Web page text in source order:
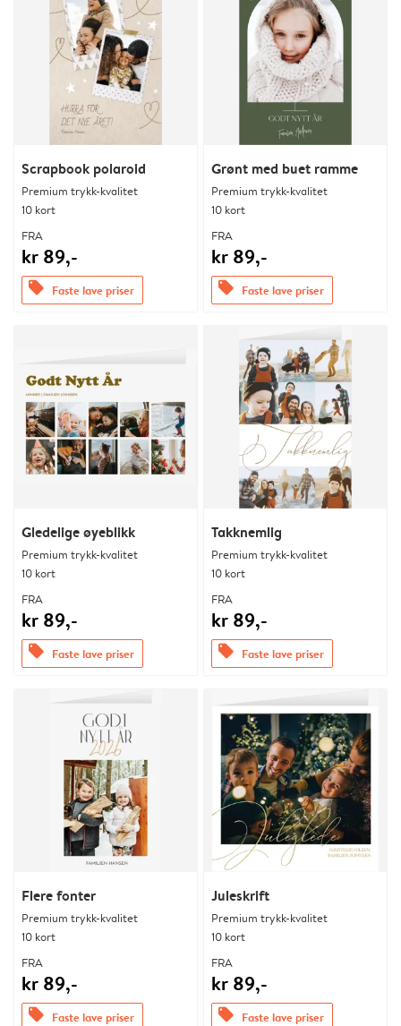
Scrapbook polaroid
Premium trykk-kvalitet
10 kort
FRA
kr 89,-
offers Faste lave priser
Grønt med buet ramme
Premium trykk-kvalitet
10 kort
FRA
kr 89,-
offers Faste lave priser
Gledelige øyeblikk
Premium trykk-kvalitet
10 kort
FRA
kr 89,-
offers Faste lave priser
Takknemlig
Premium trykk-kvalitet
10 kort
FRA
kr 89,-
offers Faste lave priser
Flere fonter
Premium trykk-kvalitet
10 kort
FRA
kr 89,-
offers Faste lave priser
Juleskrift
Premium trykk-kvalitet
10 kort
FRA
kr 89,-
offers Faste lave priser